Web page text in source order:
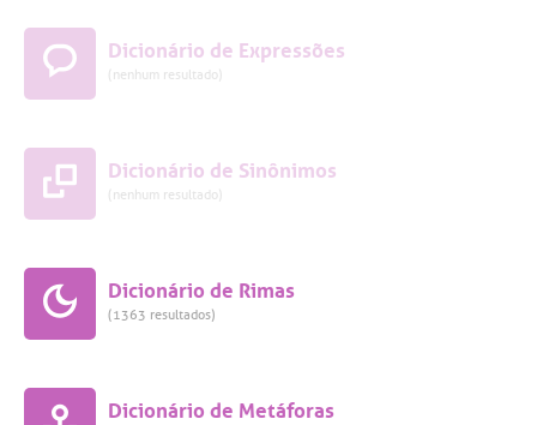
Dicionário de Expressões
(nenhum resultado)
Dicionário de Sinônimos
(nenhum resultado)
Dicionário de Rimas
(1363 resultados)
Dicionário de Metáforas